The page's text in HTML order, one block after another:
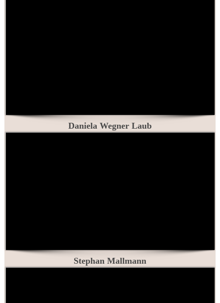
Daniela Wegner Laub
Stephan Mallmann